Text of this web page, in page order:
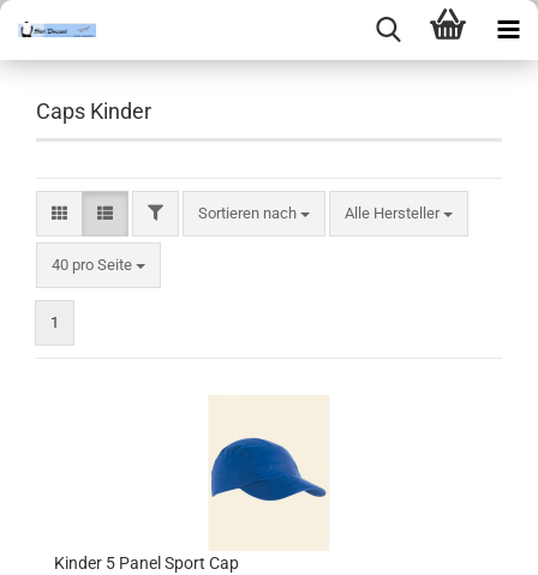
Caps Kinder
FILTERSortieren nach
Sortieren nach Alle Hersteller
40 pro Seite
pro Seite
1
Kinder 5 Panel Sport Cap